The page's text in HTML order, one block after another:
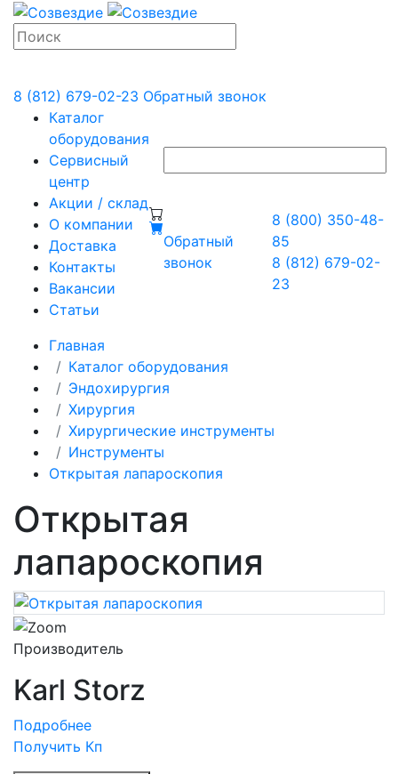
8 (812) 679-02-23 Обратный звонок
Каталог
оборудования
Сервисный
центр
Акции / склад
О компании
Доставка
Контакты
Вакансии
Статьи
Обратный
звонок
8 (800) 350-48-
85
8 (812) 679-02-
23
Главная
Каталог оборудования
Эндохирургия
Хирургия
Хирургические инструменты
Инструменты
Открытая лапароскопия
Открытая
лапароскопия
Производитель
Karl Storz
Подробнее
Получить Кп